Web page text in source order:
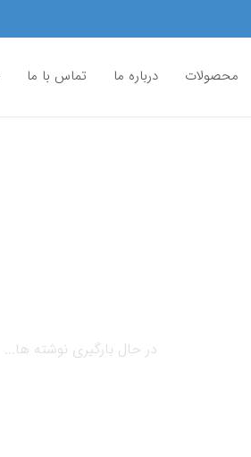
محصولات درباره ما تماس با ما
در حال بارگیری نوشته ها...